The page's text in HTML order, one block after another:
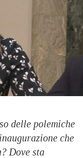
delle polemiche
che
Dove sta